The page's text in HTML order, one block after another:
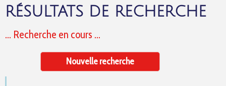
RÉSULTATS DE RECHERCHE
... Recherche en cours ...
Nouvelle recherche